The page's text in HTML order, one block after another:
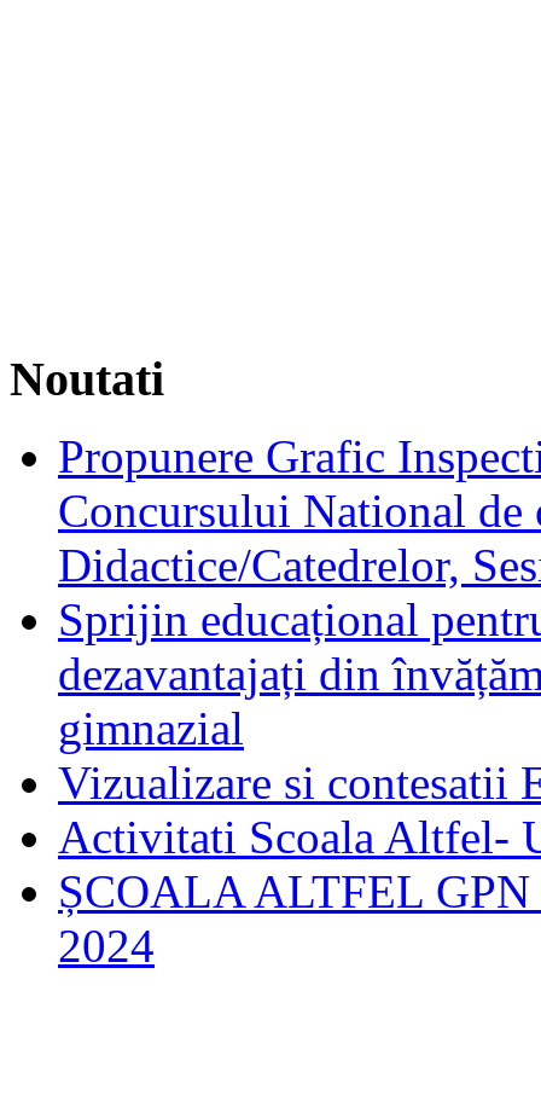
Noutati
Propunere Grafic
Concursului National de
Didactice/Catedrelor,
Sprijin educațional
dezavantajați din
gimnazial
Vizualizare si contesatii
Activitati Scoala Altfel-
ȘCOALA ALTFEL
2024